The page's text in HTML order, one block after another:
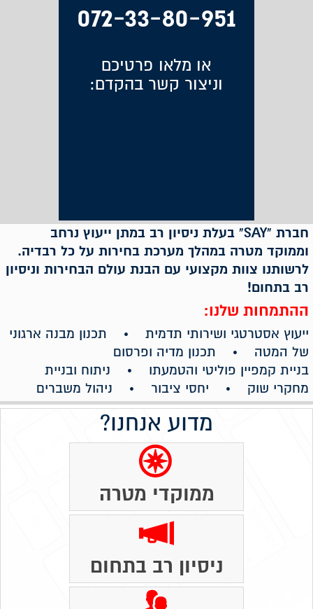
072-33-80-951
או מלאו פרטיכם
וניצור קשר בהקדם:
חברת "SAY" בעלת ניסיון רב במתן ייעוץ נרחב
וממוקד מטרה במהלך מערכת בחירות על כל רבדיה.
לרשותנו צוות מקצועי עם הבנת עולם הבחירות וניסיון
רב בתחום!
ייעוץ אסטרטגי ושירותי תדמית • תכנון מבנה ארגוני
של המטה • תכנון מדיה ופרסום
בניית קמפיין פוליטי והטמעתו • ניתוח ובניית
מחקרי שוק • יחסי ציבור • ניהול משברים
ההתמחות שלנו:
מדוע אנחנו?
ממוקדי מטרה
ניסיון רב בתחום